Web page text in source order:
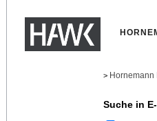
> Hornemann
Suche in